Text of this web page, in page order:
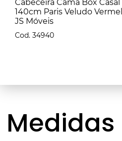
Cabeceira Cama Box Casal
140cm Paris Veludo
JS Móveis
34940